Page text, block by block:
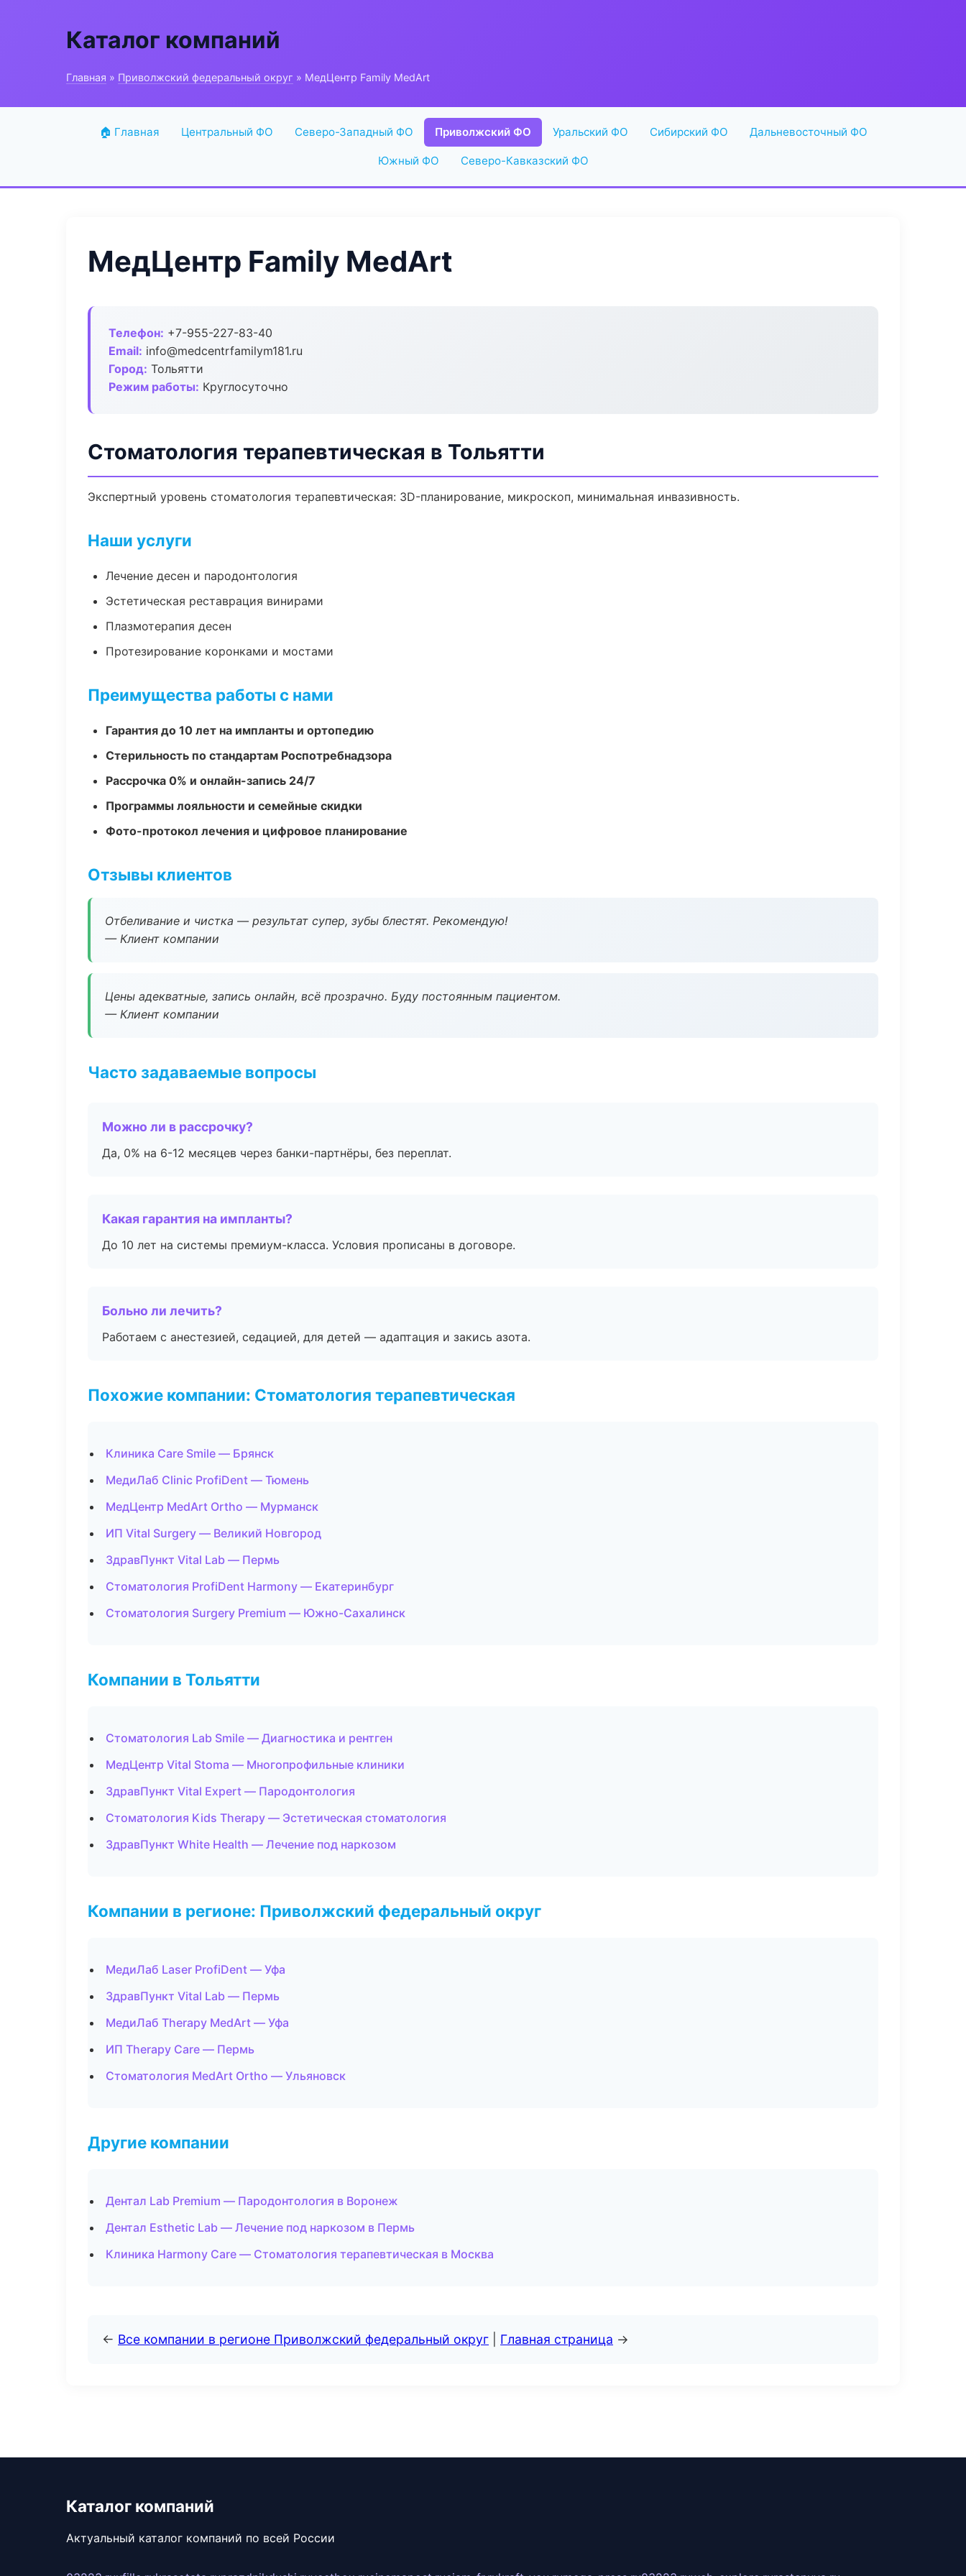
Каталог компаний
Главная » Приволжский федеральный округ » МедЦентр Family MedArt
🏠 Главная Центральный ФО Северо-Западный ФО Приволжский ФО Уральский ФО Сибирский ФО Дальневосточный ФО
Южный ФО Северо-Кавказский ФО
МедЦентр Family MedArt
Телефон: +7-955-227-83-40
Email: info@medcentrfamilym181.ru
Город: Тольятти
Режим работы: Круглосуточно
Стоматология терапевтическая в Тольятти
Экспертный уровень стоматология терапевтическая: 3D-планирование, микроскоп, минимальная инвазивность.
Наши услуги
Лечение десен и пародонтология
Эстетическая реставрация винирами
Плазмотерапия десен
Протезирование коронками и мостами
Преимущества работы с нами
Гарантия до 10 лет на импланты и ортопедию
Стерильность по стандартам Роспотребнадзора
Рассрочка 0% и онлайн-запись 24/7
Программы лояльности и семейные скидки
Фото-протокол лечения и цифровое планирование
Отзывы клиентов
Отбеливание и чистка — результат супер, зубы блестят. Рекомендую!
— Клиент компании
Цены адекватные, запись онлайн, всё прозрачно. Буду постоянным пациентом.
— Клиент компании
Часто задаваемые вопросы
Можно ли в рассрочку?
Да, 0% на 6-12 месяцев через банки-партнёры, без переплат.
Какая гарантия на импланты?
До 10 лет на системы премиум-класса. Условия прописаны в договоре.
Больно ли лечить?
Работаем с анестезией, седацией, для детей — адаптация и закись азота.
Похожие компании: Стоматология терапевтическая
Клиника Care Smile — Брянск
МедиЛаб Clinic ProfiDent — Тюмень
МедЦентр MedArt Ortho — Мурманск
ИП Vital Surgery — Великий Новгород
ЗдравПункт Vital Lab — Пермь
Стоматология ProfiDent Harmony — Екатеринбург
Стоматология Surgery Premium — Южно-Сахалинск
Компании в Тольятти
Стоматология Lab Smile — Диагностика и рентген
МедЦентр Vital Stoma — Многопрофильные клиники
ЗдравПункт Vital Expert — Пародонтология
Стоматология Kids Therapy — Эстетическая стоматология
ЗдравПункт White Health — Лечение под наркозом
Компании в регионе: Приволжский федеральный округ
МедиЛаб Laser ProfiDent — Уфа
ЗдравПункт Vital Lab — Пермь
МедиЛаб Therapy MedArt — Уфа
ИП Therapy Care — Пермь
Стоматология MedArt Ortho — Ульяновск
Другие компании
Дентал Lab Premium — Пародонтология в Воронеж
Дентал Esthetic Lab — Лечение под наркозом в Пермь
Клиника Harmony Care — Стоматология терапевтическая в Москва
← Все компании в регионе Приволжский федеральный округ Главная страница →
Каталог компаний
Актуальный каталог компаний по всей России